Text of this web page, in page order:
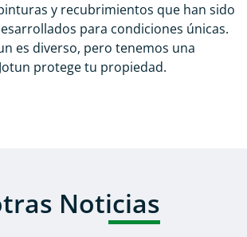
y recubrimientos que han sido
para condiciones únicas.
es diverso, pero tenemos una
protege tu propiedad.
Noticias